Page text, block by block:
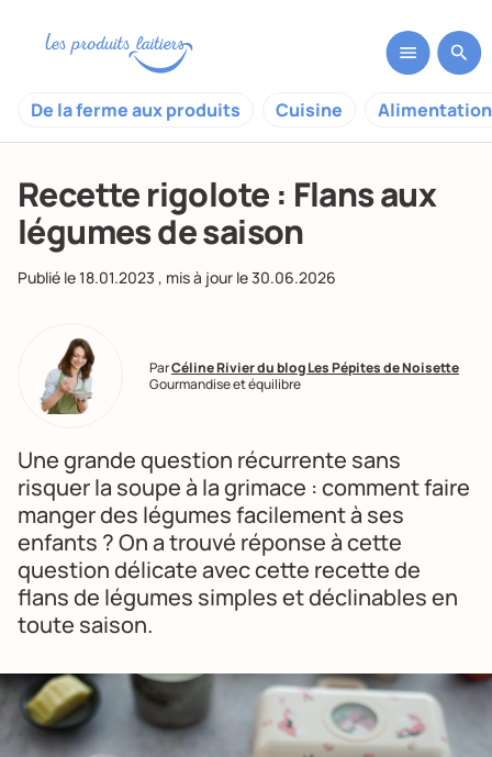
De la ferme aux produits Cuisine
Recette rigolote : Flans aux
légumes de saison
Publié le18.01.2023 , mis à jour le30.06.2026
ParCéline Rivier du blog Les Pépites de Noisette
Gourmandise et équilibre
Une grande question récurrente sans
risquer la soupe à la grimace : comment faire
manger des légumes facilement à ses
enfants ? On a trouvé réponse à cette
question délicate avec cette recette de
flans de légumes simples et déclinables en
toute saison.